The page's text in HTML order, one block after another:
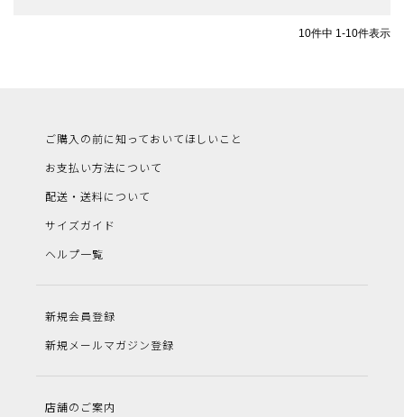
10件中 1-10件表示
ご購入の前に知っておいてほしいこと
お支払い方法について
配送・送料について
サイズガイド
ヘルプ一覧
新規会員登録
新規メールマガジン登録
店舗のご案内